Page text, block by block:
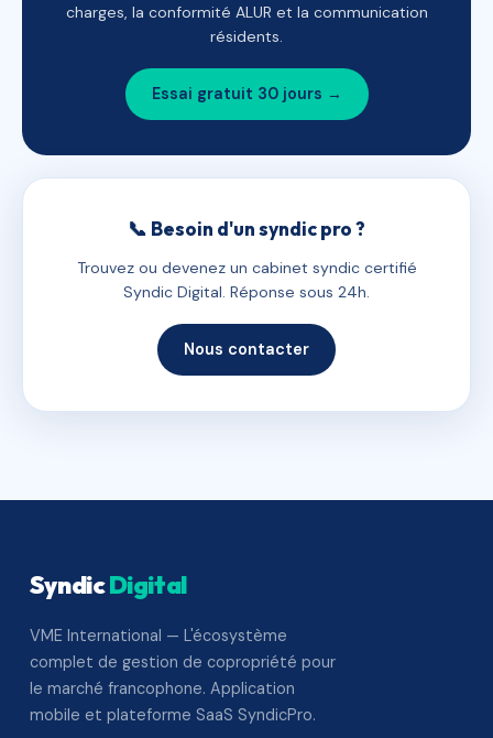
charges, la conformité ALUR et la communication
résidents.
Essai gratuit 30 jours →
📞 Besoin d'un syndic pro ?
Trouvez ou devenez un cabinet syndic certifié
Syndic Digital. Réponse sous 24h.
Nous contacter
SyndicDigital
VME International — L'écosystème
complet de gestion de copropriété pour
le marché francophone. Application
mobile et plateforme SaaS SyndicPro.